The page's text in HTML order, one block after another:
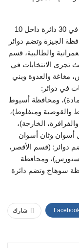
وتجرى الانتخابات على المقاعد الفردية فقط في 30 دائرة داخل 10
الجيزة وتضم دوائر
والطالبية، قسم
حيث تجرى الانتخابات في
مغاغة والعدوة وبني
في دوائر:
ومحافظة أسيوط
والقوصية ومنفلوط)،
الخارجة)،
أسوان وثان أسوان
دوائر: (قسم الأقصر،
(سنورس)، ومحافظة
سوهاج وتضم دائرة
شارك